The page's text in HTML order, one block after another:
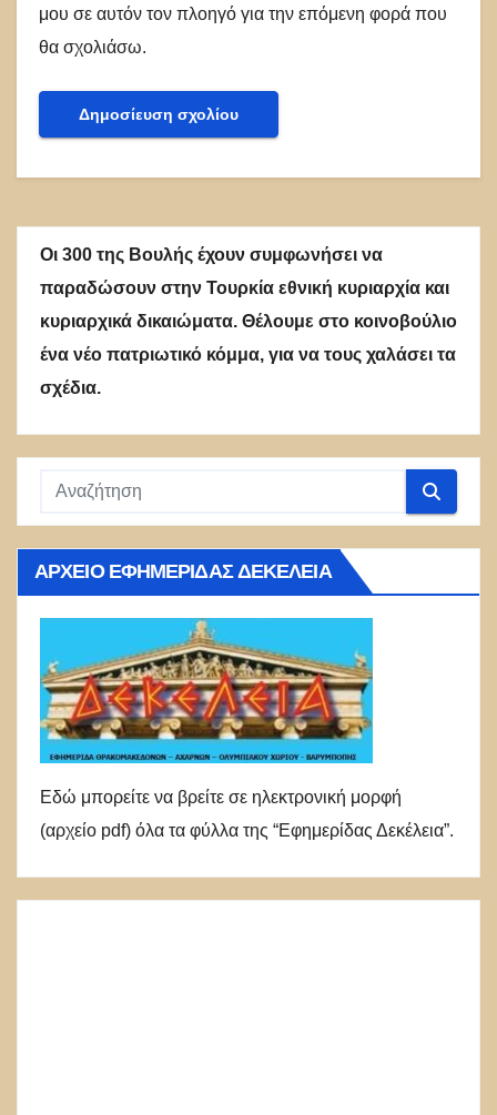
μου σε αυτόν τον πλοηγό για την επόμενη φορά που
θα σχολιάσω.
Οι 300 της Βουλής έχουν συμφωνήσει να
παραδώσουν στην Τουρκία εθνική κυριαρχία και
κυριαρχικά δικαιώματα. Θέλουμε στο κοινοβούλιο
ένα νέο πατριωτικό κόμμα, για να τους χαλάσει τα
σχέδια.
ΑΡΧΕΊΟ ΕΦΗΜΕΡΊΔΑΣ ΔΕΚΈΛΕΙΑ
Εδώ μπορείτε να βρείτε σε ηλεκτρονική μορφή
(αρχείο pdf) όλα τα φύλλα της “Εφημερίδας Δεκέλεια”.